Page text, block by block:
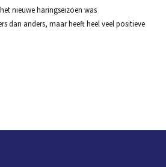
nieuwe haringseizoen was
dan anders, maar heeft heel veel positieve